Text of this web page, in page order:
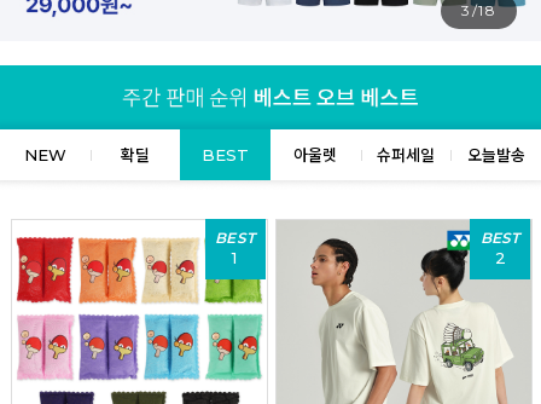
4/18
NEW 확딜 BEST 아울렛 슈퍼세일 오늘발송
BEST
1
BEST
2